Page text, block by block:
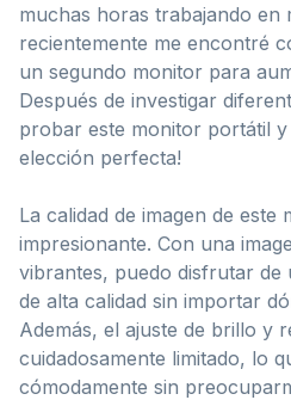
muchas horas trabajando en
recientemente me encontré
un segundo monitor para
Después de investigar
probar este monitor portátil y
elección perfecta!
La calidad de imagen de este
impresionante. Con una
vibrantes, puedo disfrutar de
de alta calidad sin importar
Además, el ajuste de brillo y
cuidadosamente limitado, lo
cómodamente sin